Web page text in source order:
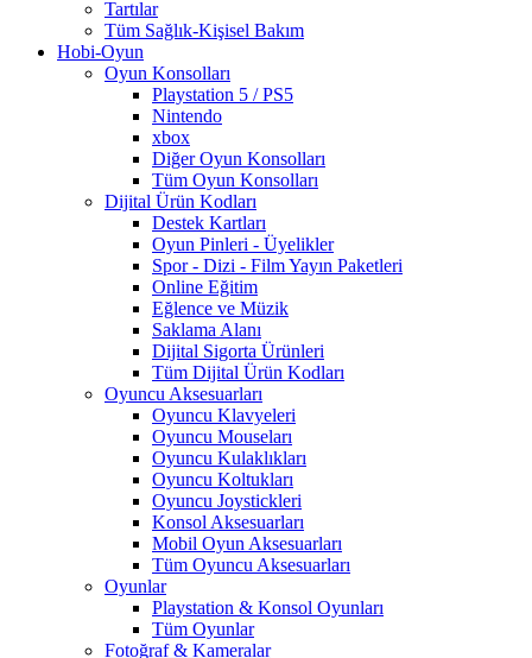
Tartılar
Tüm Sağlık-Kişisel Bakım
Hobi-Oyun
Oyun Konsolları
Playstation 5 / PS5
Nintendo
xbox
Diğer Oyun Konsolları
Tüm Oyun Konsolları
Dijital Ürün Kodları
Destek Kartları
Oyun Pinleri - Üyelikler
Spor - Dizi - Film Yayın Paketleri
Online Eğitim
Eğlence ve Müzik
Saklama Alanı
Dijital Sigorta Ürünleri
Tüm Dijital Ürün Kodları
Oyuncu Aksesuarları
Oyuncu Klavyeleri
Oyuncu Mouseları
Oyuncu Kulaklıkları
Oyuncu Koltukları
Oyuncu Joystickleri
Konsol Aksesuarları
Mobil Oyun Aksesuarları
Tüm Oyuncu Aksesuarları
Oyunlar
Playstation & Konsol Oyunları
Tüm Oyunlar
Fotoğraf & Kameralar